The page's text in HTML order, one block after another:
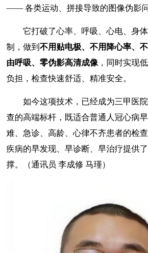
—— 各类运动、拼接导致的图像伪影问
它打破了心率、呼吸、心电、身体
制，做到不用贴电极、不用降心率、
由呼吸、零伪影高清成像，同时实现
负担，检查快速舒适、精准安全。
如今这项技术，已经成为三甲医院
查的高端标杆，既适合普通人冠心病
难、急诊、高龄、心律不齐患者的检
疾病的早发现、早诊断、早治疗提供
撑。（通讯员 李成修 马瑾）